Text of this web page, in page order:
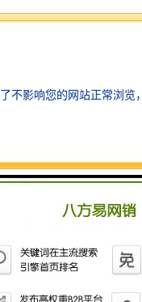
向可联系客
夹芯墙板及
动房屋系统。
。可周转使
内美观、施工
热保温、防